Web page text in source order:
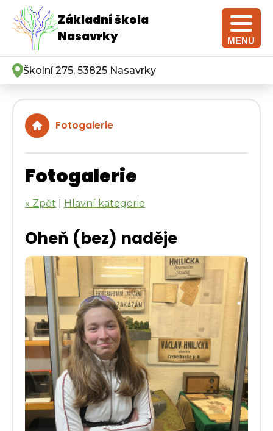
Základní škola
Nasavrky
MENU
Školní 275, 53825 Nasavrky
Fotogalerie
Fotogalerie
« Zpět Hlavní kategorie
Oheň (bez) naděje